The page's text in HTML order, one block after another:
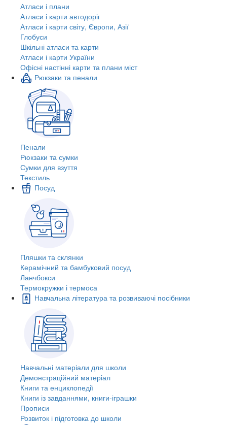
Атласи і плани
Атласи і карти автодоріг
Атласи і карти світу, Європи, Азії
Глобуси
Шкільні атласи та карти
Атласи і карти України
Офісні настінні карти та плани міст
Рюкзаки та пенали
Пенали
Рюкзаки та сумки
Сумки для взуття
Текстиль
Посуд
Пляшки та склянки
Керамічний та бамбуковий посуд
Ланчбокси
Термокружки і термоса
Навчальна література та розвиваючі посібники
Навчальні матеріали для школи
Демонстраційний матеріал
Книги та енциклопедії
Книги із завданнями, книги-іграшки
Прописи
Розвиток і підготовка до школи